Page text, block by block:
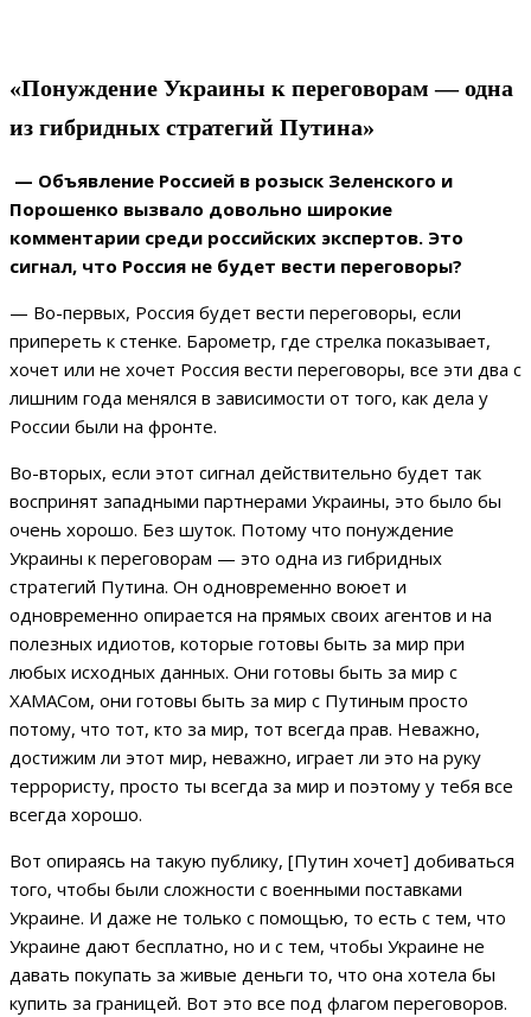
«Понуждение Украины к переговорам — одна
из гибридных стратегий Путина»
— Объявление Россией в розыск Зеленского и
Порошенко вызвало довольно широкие
комментарии среди российских экспертов. Это
сигнал, что Россия не будет вести переговоры?
— Во-первых, Россия будет вести переговоры, если
припереть к стенке. Барометр, где стрелка показывает,
хочет или не хочет Россия вести переговоры, все эти два с
лишним года менялся в зависимости от того, как дела у
России были на фронте.
Во-вторых, если этот сигнал действительно будет так
воспринят западными партнерами Украины, это было бы
очень хорошо. Без шуток. Потому что понуждение
Украины к переговорам — это одна из гибридных
стратегий Путина. Он одновременно воюет и
одновременно опирается на прямых своих агентов и на
полезных идиотов, которые готовы быть за мир при
любых исходных данных. Они готовы быть за мир с
ХАМАСом, они готовы быть за мир с Путиным просто
потому, что тот, кто за мир, тот всегда прав. Неважно,
достижим ли этот мир, неважно, играет ли это на руку
террористу, просто ты всегда за мир и поэтому у тебя все
всегда хорошо.
Вот опираясь на такую публику, [Путин хочет] добиваться
того, чтобы были сложности с военными поставками
Украине. И даже не только с помощью, то есть с тем, что
Украине дают бесплатно, но и с тем, чтобы Украине не
давать покупать за живые деньги то, что она хотела бы
купить за границей. Вот это все под флагом переговоров.